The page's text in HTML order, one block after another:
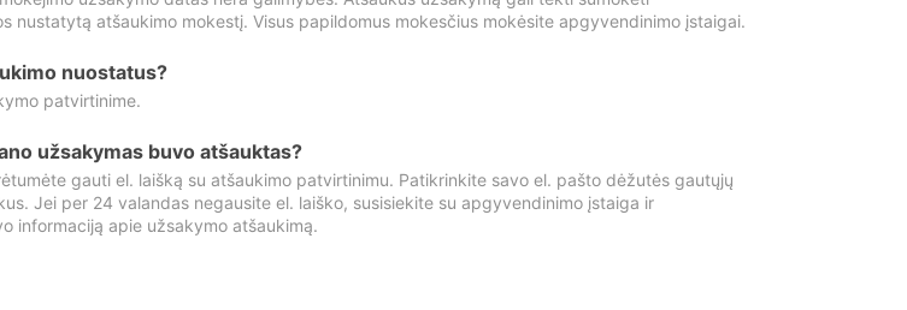
nustatytą atšaukimo mokestį. Visus papildomus mokesčius mokėsite apgyvendinimo įstaigai.
nuostatus?
patvirtinime.
užsakymas buvo atšauktas?
gauti el. laišką su atšaukimo patvirtinimu. Patikrinkite savo el. pašto dėžutės gautųjų
Jei per 24 valandas negausite el. laiško, susisiekite su apgyvendinimo įstaiga ir
informaciją apie užsakymo atšaukimą.